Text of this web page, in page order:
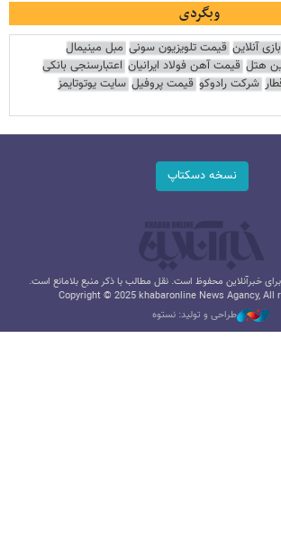
وبگردی
بازی آنلاین قیمت تلویزیون سونی مبل مینیمال
هتل قیمت آهن فولاد ایرانیان اعتبارسنجی بانکی
شرکت رادوکو قیمت پروفیل سایت یوتوتایمز
نسخه دسکتاپ
خبرآنلاین محفوظ است. نقل مطالب با ذکر منبع بلامانع است.
Copyright © 2025 khabaronline News Agancy, All
طراحی و تولید: نستوه